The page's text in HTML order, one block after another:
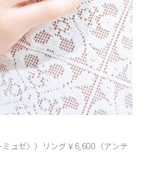
ュゼ〉）リング￥6,600（アンテ